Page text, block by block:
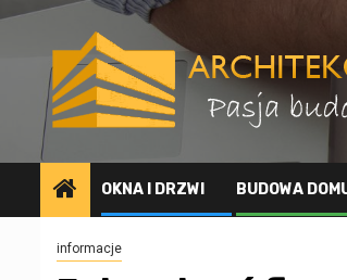
Przejdź
OKNA I DRZWI BUDOWA
informacje